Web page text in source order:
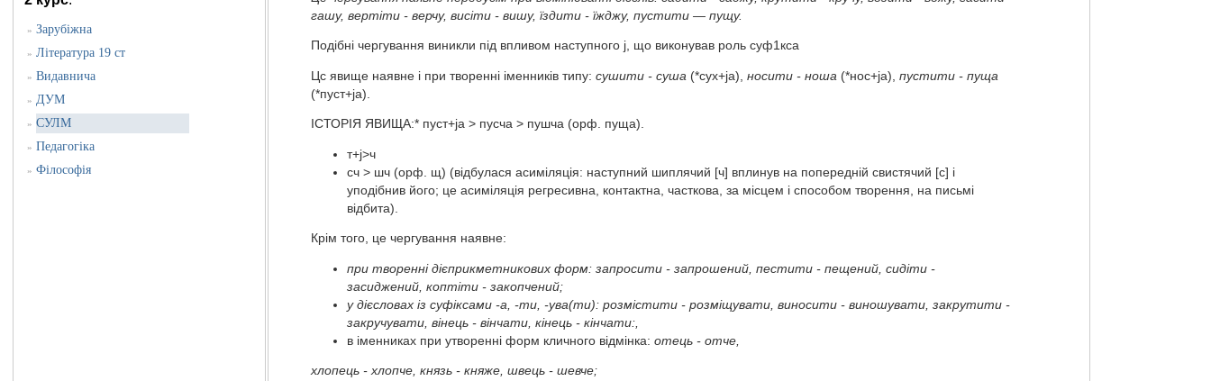
» Зарубіжна
» Література 19 ст
» Видавнича
» ДУМ
» СУЛМ
» Педагогіка
» Філософія
гашу, вертіти - верчу, висіти - вишу, їздити - їжджу, пустити — пущу.
Подібні чергування виникли під впливом наступного j, що виконував роль суф1кса
Цс явище наявне і при творенні іменників типу: сушити - суша (*сух+jа), носити - ноша (*нос+jа), пустити - пуща
(*пуст+jа).
ІСТОРІЯ ЯВИЩА:* пуст+jа > пуcча > пушча (орф. пуща).
т+j>ч
сч > шч (орф. щ) (відбулася асиміляція: наступний шиплячий [ч] вплинув на попередній свистячий [с] і
уподібнив його; це асиміляція регресивна, контактна, часткова, за місцем і способом творення, на письмі
відбита).
Крім того, це чергування наявне:
при творенні дієприкметникових форм:запросити - запрошений, пестити - пещений, сидіти -
засиджений, коптіти - закопчений;
у дієсловах із суфіксами -а, -ти, -ува(ти):розмістити - розміщувати, виносити - виношувати, закрутити -
закручувати, вінець - вінчати, кінець - кінчати:,
в іменниках при утворенні форм кличного відмінка: отець - отче,
хлопець - хлопче, князь - княже, швець - шевче;